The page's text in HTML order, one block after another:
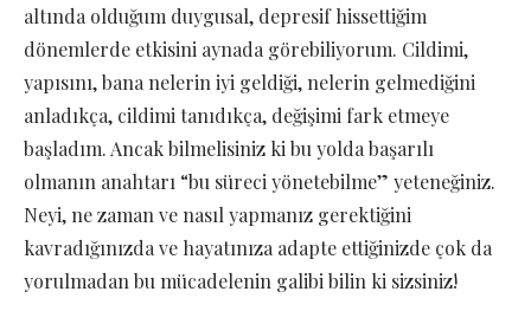
altında olduğum duygusal, depresif hissettiğim
dönemlerde etkisini aynada görebiliyorum. Cildimi,
yapısını, bana nelerin iyi geldiği, nelerin gelmediğini
anladıkça, cildimi tanıdıkça, değişimi fark etmeye
başladım. Ancak bilmelisiniz ki bu yolda başarılı
olmanın anahtarı “bu süreci yönetebilme” yeteneğiniz.
Neyi, ne zaman ve nasıl yapmanız gerektiğini
kavradığınızda ve hayatınıza adapte ettiğinizde çok da
yorulmadan bu mücadelenin galibi bilin ki sizsiniz!